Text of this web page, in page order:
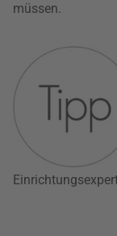
müssen.